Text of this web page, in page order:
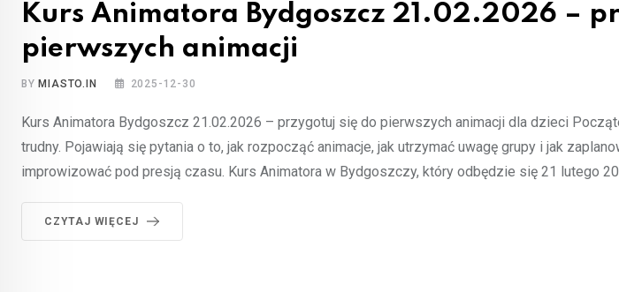
Kurs Animatora Bydgoszcz 21.02.2026 –
pierwszych animacji
BY MIASTO.IN 2025-12-30
Kurs Animatora Bydgoszcz 21.02.2026 – przygotuj się do pierwszych animacji dla dzieci
trudny. Pojawiają się pytania o to, jak rozpocząć animacje, jak utrzymać uwagę grupy i jak
improwizować pod presją czasu. Kurs Animatora w Bydgoszczy, który odbędzie się 21 lutego
CZYTAJ WIĘCEJ